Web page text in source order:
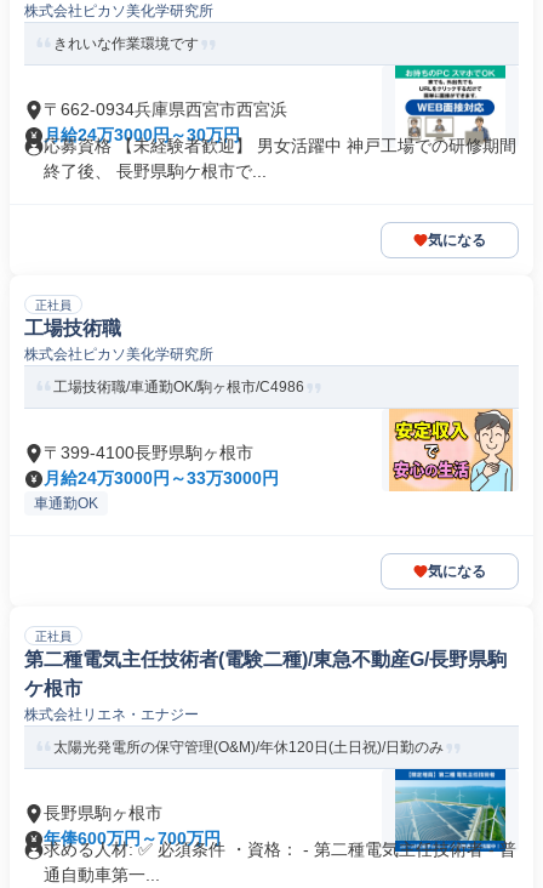
株式会社ピカソ美化学研究所
きれいな作業環境です
〒662-0934兵庫県西宮市西宮浜
月給24万3000円～30万円
応募資格 【未経験者歓迎】 男女活躍中 神戸工場での研修期間
終了後、 長野県駒ケ根市で...
気になる
正社員
工場技術職
株式会社ピカソ美化学研究所
工場技術職/車通勤OK/駒ヶ根市/C4986
〒399-4100長野県駒ヶ根市
月給24万3000円～33万3000円
車通勤OK
気になる
正社員
第二種電気主任技術者(電験二種)/東急不動産G/長野県駒
ケ根市
株式会社リエネ・エナジー
太陽光発電所の保守管理(O&M)/年休120日(土日祝)/日勤のみ
長野県駒ヶ根市
年俸600万円～700万円
求める人材: ✅ 必須条件 ・資格： - 第二種電気主任技術者 - 普
通自動車第一...